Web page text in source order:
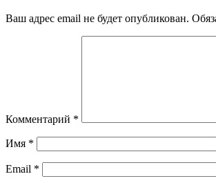
Ваш адрес email не будет опубликован.
Комментарий *
Имя *
Email *